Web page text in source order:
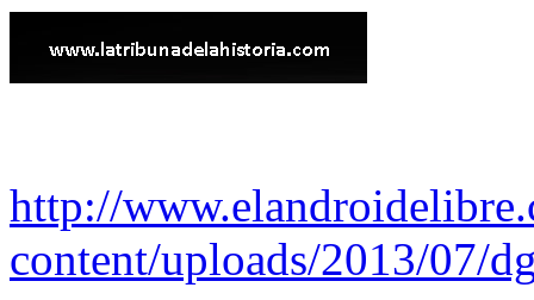
http://
content/uploads/2013/07/